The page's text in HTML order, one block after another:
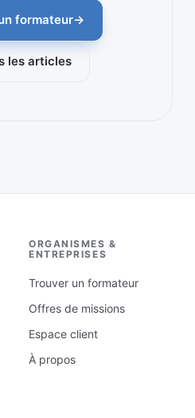
formateur→
les articles
ORGANISMES &
ENTREPRISES
Trouver un formateur
Offres de missions
Espace client
À propos